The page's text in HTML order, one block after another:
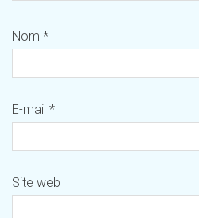
Nom *
E-mail *
Site web